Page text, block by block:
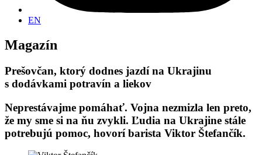
EN
Magazín
Prešovčan, ktorý dodnes jazdí na Ukrajinu
s dodávkami potravín a liekov
Neprestávajme pomáhať. Vojna nezmizla len preto,
že my sme si na ňu zvykli. Ľudia na Ukrajine stále
potrebujú pomoc, hovorí barista Viktor Štefančík.